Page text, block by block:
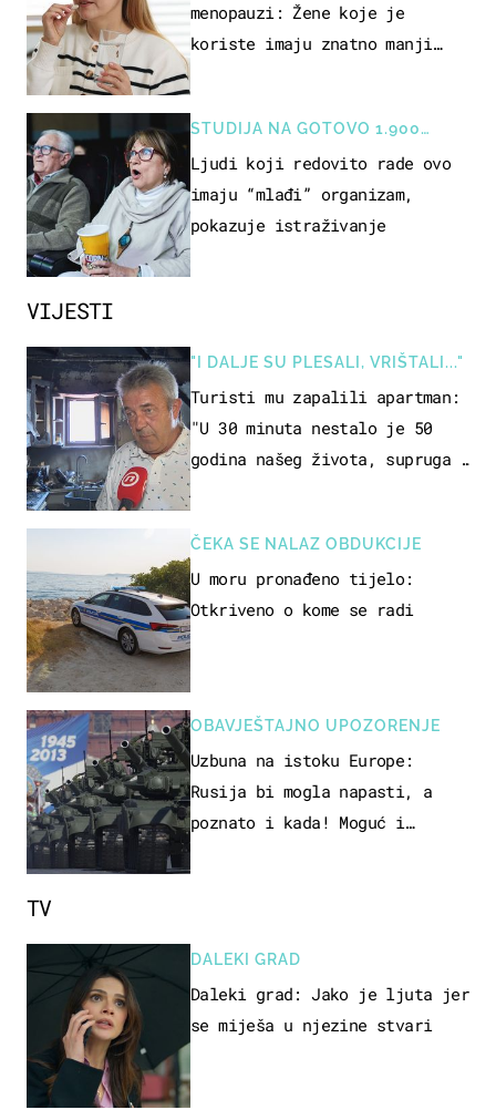
VIJESTI
"I DALJE SU PLESALI, VRIŠTALI..."
Turisti mu zapalili apartman:
"U 30 minuta nestalo je 50
godina našeg života, supruga i
ČEKA SE NALAZ OBDUKCIJE
U moru pronađeno tijelo:
Otkriveno o kome se radi
OBAVJEŠTAJNO UPOZORENJE
Uzbuna na istoku Europe:
Rusija bi mogla napasti, a
poznato i kada! Moguć i
menopauzi: Žene koje je
koriste imaju znatno manji
STUDIJA NA GOTOVO 1.900
OSOBA
Ljudi koji redovito rade ovo
imaju “mlađi” organizam,
pokazuje istraživanje
TV
DALEKI GRAD
Daleki grad: Jako je ljuta jer
se miješa u njezine stvari